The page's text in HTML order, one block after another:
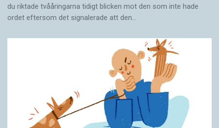
du riktade tvååringarna tidigt blicken mot den som inte hade
ordet eftersom det ­signalerade att den…